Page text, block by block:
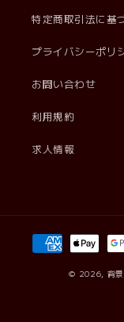
特定商取引法に基
プライバシーポリ
お問い合わせ
利用規約
求人情報
決
済
© 2026, 背